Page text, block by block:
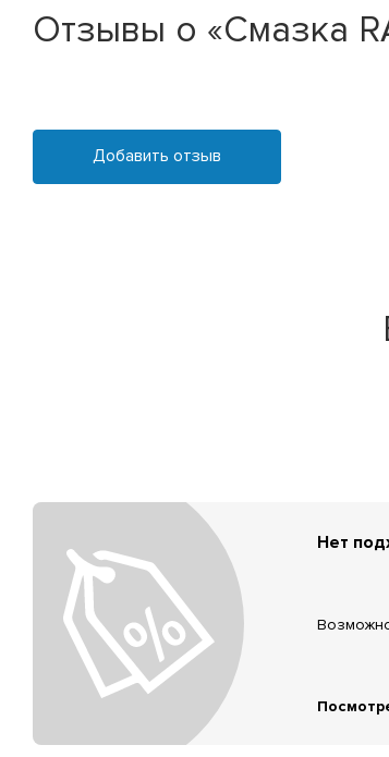
Отзывы о «Смазка
Добавить отзыв
Нет